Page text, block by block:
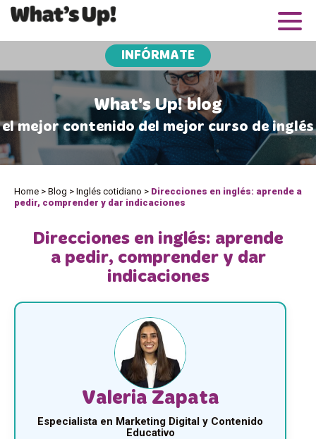
INFÓRMATE
What's Up! blog
el mejor contenido del mejor curso de inglés
Home > Blog > Inglés cotidiano > Direcciones en inglés: aprende a
pedir, comprender y dar indicaciones
Direcciones en inglés: aprende
a pedir, comprender y dar
indicaciones
Valeria Zapata
Especialista en Marketing Digital y Contenido
Educativo